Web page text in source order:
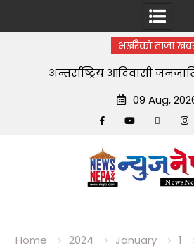
भर्खरैको ताजा
अन्तर्राष्ट्रिय आदिवासी
09 Aug,
Home 2024 January
1